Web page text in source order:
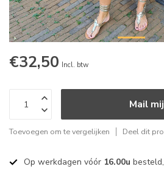
€32,50 Incl. btw
Mail mij
Toevoegen om te vergelijken Deel dit
Op werkdagen vóór 16.00u